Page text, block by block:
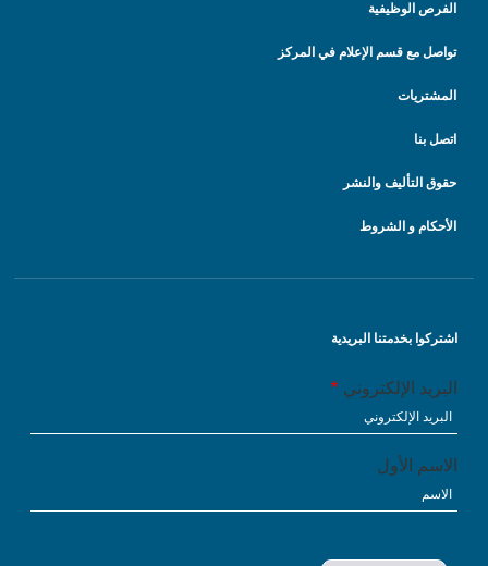
الفرص الوظيفية
تواصل مع قسم الإعلام في المركز
المشتريات
اتصل بنا
حقوق التأليف والنشر
الأحكام و الشروط
اشتركوا بخدمتنا البريدية
البريد الإلكتروني
الاسم الأول